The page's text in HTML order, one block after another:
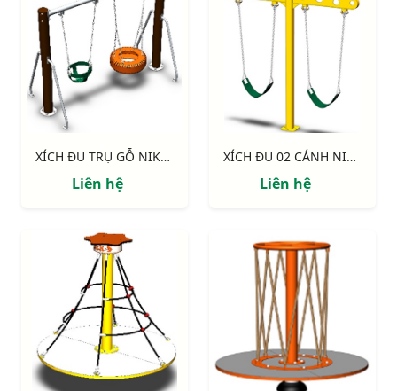
XÍCH ĐU TRỤ GỖ NIK734447-4
Liên hệ
XÍCH ĐU 02 CÁNH NIK734447-3
Liên hệ